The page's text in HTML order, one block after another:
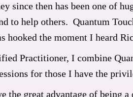
since then has been one of
to help others. Quantum
hooked the moment I heard
Practitioner, I combine
for those I have the
the great advantage of being